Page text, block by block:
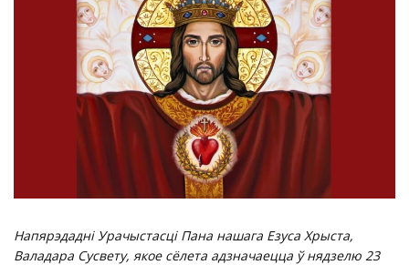
Напярэдадні Урачыстасці Пана нашага Езуса Хрыста,
Валадара Сусвету, якое сёлета адзначаецца ў нядзелю 23